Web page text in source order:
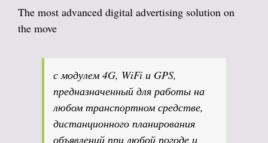
The most advanced digital advertising solution on
the move
с модулем 4G, WiFi и GPS,
предназначенный для работы на
любом транспортном средстве,
дистанционного планирования
объявлений при любой погоде и